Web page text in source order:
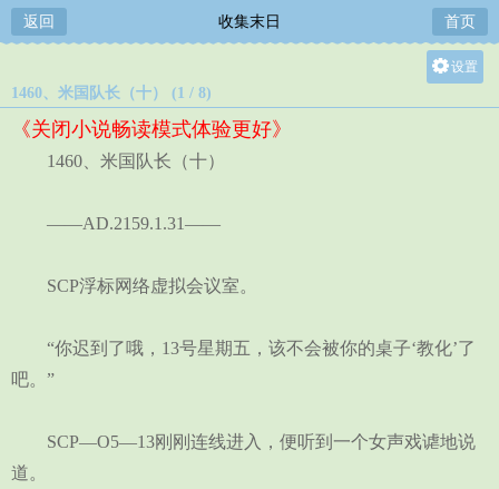
返回 收集末日 首页
设置
1460、米国队长（十） (1 / 8)
《关闭小说畅读模式体验更好》
1460、米国队长（十）
——AD.2159.1.31——
SCP浮标网络虚拟会议室。
“你迟到了哦，13号星期五，该不会被你的桌子‘教化’了
吧。”
SCP—O5—13刚刚连线进入，便听到一个女声戏谑地说
道。